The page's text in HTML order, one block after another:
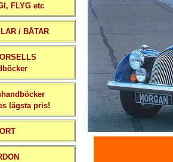
FLYG etc
/ BÅTAR
lägsta pris!